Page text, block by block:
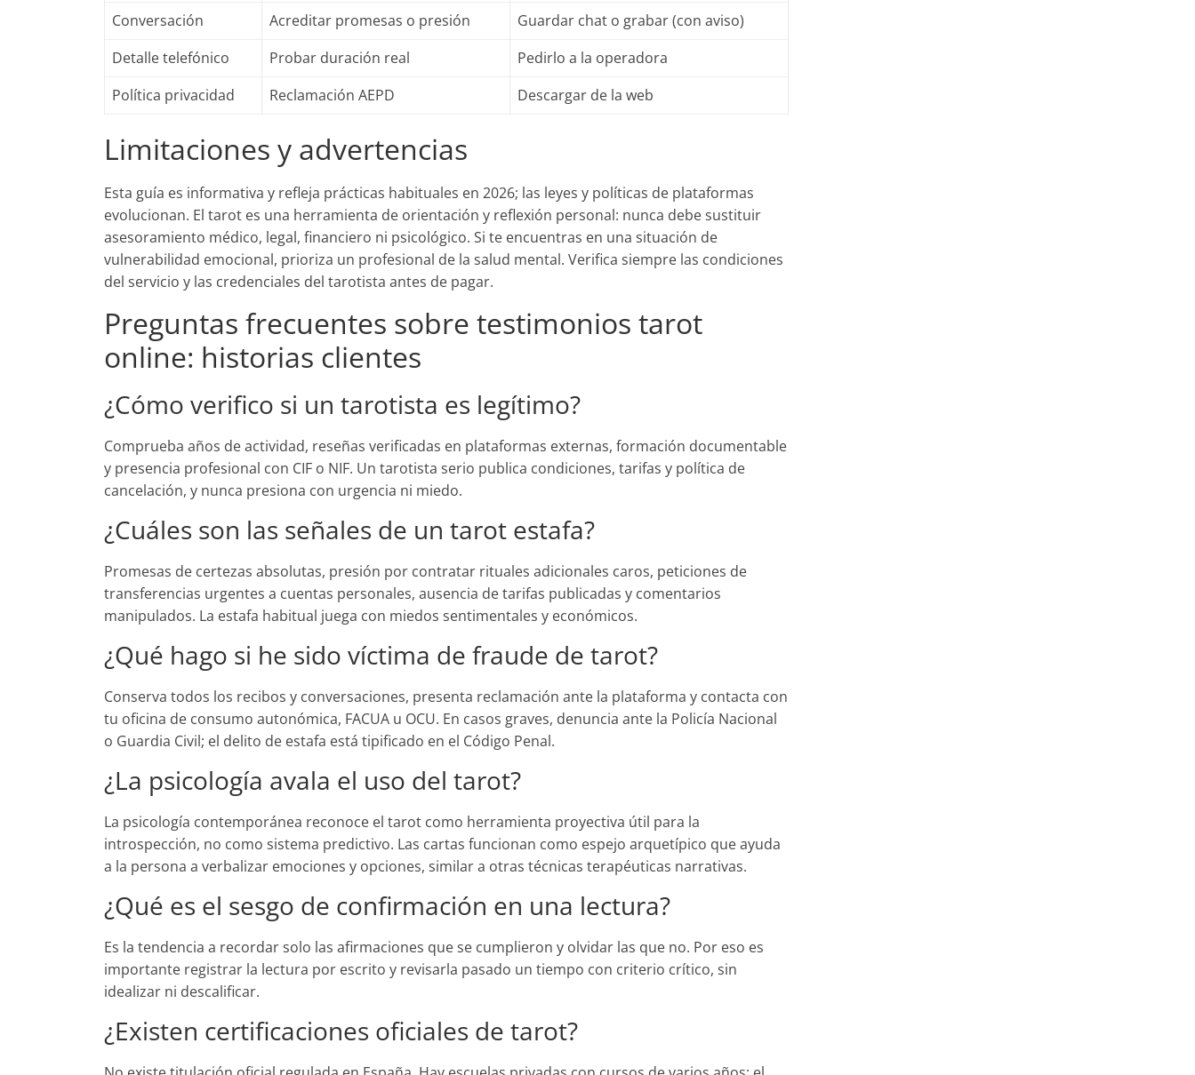
Conversación
Acreditar promesas o presión
Guardar chat o grabar (con aviso)
Detalle telefónico
Probar duración real
Pedirlo a la operadora
Política privacidad
Reclamación AEPD Descargar de la web
Limitaciones y advertencias
Esta guía es informativa y refleja prácticas habituales en 2026; las leyes y políticas de plataformas
evolucionan. El tarot es una herramienta de orientación y reflexión personal: nunca debe sustituir
asesoramiento médico, legal, financiero ni psicológico. Si te encuentras en una situación de
vulnerabilidad emocional, prioriza un profesional de la salud mental. Verifica siempre las condiciones
del servicio y las credenciales del tarotista antes de pagar.
Preguntas frecuentes sobre testimonios tarot
online: historias clientes
¿Cómo verifico si un tarotista es legítimo?
Comprueba años de actividad, reseñas verificadas en plataformas externas, formación documentable
y presencia profesional con CIF o NIF. Un tarotista serio publica condiciones, tarifas y política de
cancelación, y nunca presiona con urgencia ni miedo.
¿Cuáles son las señales de un tarot estafa?
Promesas de certezas absolutas, presión por contratar rituales adicionales caros, peticiones de
transferencias urgentes a cuentas personales, ausencia de tarifas publicadas y comentarios
manipulados. La estafa habitual juega con miedos sentimentales y económicos.
¿Qué hago si he sido víctima de fraude de tarot?
Conserva todos los recibos y conversaciones, presenta reclamación ante la plataforma y contacta con
tu oficina de consumo autonómica, FACUA u OCU. En casos graves, denuncia ante la Policía Nacional
o Guardia Civil; el delito de estafa está tipificado en el Código Penal.
¿La psicología avala el uso del tarot?
La psicología contemporánea reconoce el tarot como herramienta proyectiva útil para la
introspección, no como sistema predictivo. Las cartas funcionan como espejo arquetípico que ayuda
a la persona a verbalizar emociones y opciones, similar a otras técnicas terapéuticas narrativas.
¿Qué es el sesgo de confirmación en una lectura?
Es la tendencia a recordar solo las afirmaciones que se cumplieron y olvidar las que no. Por eso es
importante registrar la lectura por escrito y revisarla pasado un tiempo con criterio crítico, sin
idealizar ni descalificar.
¿Existen certificaciones oficiales de tarot?